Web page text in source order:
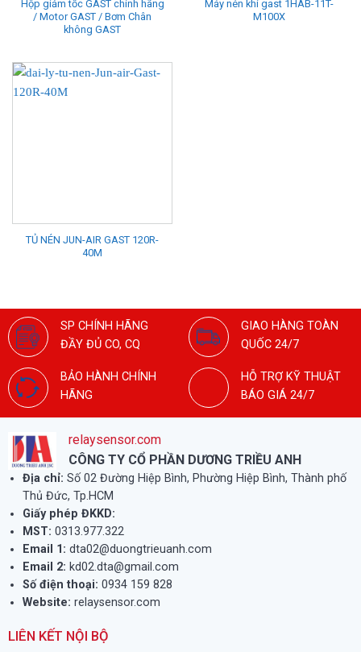
Hộp giảm tốc GAST chính hãng
/ Motor GAST / Bơm Chân
không GAST
Máy nén khí gast 1HAB-11T-
M100X
TỦ NÉN JUN-AIR GAST 120R-
40M
SP CHÍNH HÃNG
ĐẦY ĐỦ CO, CQ
GIAO HÀNG TOÀN
QUỐC 24/7
BẢO HÀNH CHÍNH
HÃNG
HỖ TRỢ KỸ THUẬT
BÁO GIÁ 24/7
relaysensor.com
CÔNG TY CỔ PHẦN DƯƠNG TRIỀU ANH
Địa chỉ: Số 02 Đường Hiệp Bình, Phường Hiệp Bình, Thành phố
Thủ Đức, Tp.HCM
Giấy phép ĐKKD:
MST: 0313.977.322
Email 1: dta02@duongtrieuanh.com
Email 2: kd02.dta@gmail.com
Số điện thoại: 0934 159 828
Website: relaysensor.com
LIÊN KẾT NỘI BỘ